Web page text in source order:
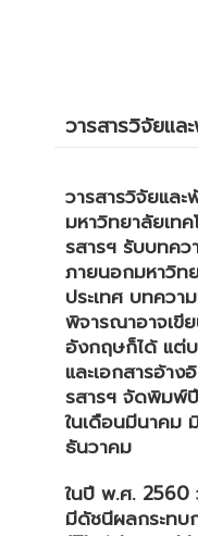
วารสารวิจัยแ
วารสารวิจัยแล
มหาวิทยาลัยเท
รสารฯ รับบทคว
ภายนอกมหาวิท
ประเทศ บทควา
พิจารณาอาจเขี
อังกฤษก็ได้ แต่
และเอกสารอ้า
รสารฯ จัดพิมพ์
ในเดือนมีนาคม
ธันวาคม
ในปี พ.ศ. 2560
มีดัชนีผลกระทบ